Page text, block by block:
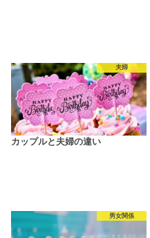
夫婦
カップルと夫婦の違い
男女関係